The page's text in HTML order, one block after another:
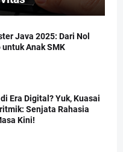
Java 2025: Dari Nol
Anak SMK
Era Digital? Yuk, Kuasai
Senjata Rahasia
Kini!